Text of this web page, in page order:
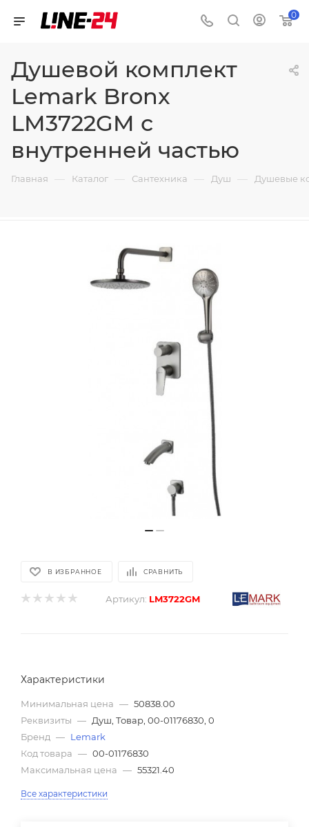
0
Душевой комплект
Lemark Bronx
LM3722GM с
внутренней частью
Главная — Каталог — Сантехника — Душ — Душевые
В ИЗБРАННОЕ СРАВНИТЬ
Артикул: LM3722GM
Характеристики
Минимальная цена — 50838.00
Реквизиты — Душ, Товар, 00-01176830, 0
Бренд — Lemark
Код товара — 00-01176830
Максимальная цена — 55321.40
Все характеристики